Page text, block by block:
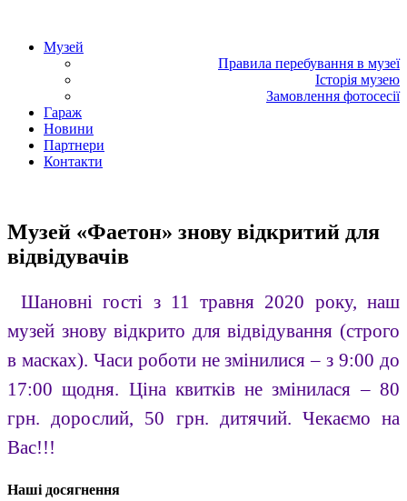
Музей
Правила перебування в музеї
Історія музею
Замовлення фотосесії
Гараж
Новини
Партнери
Контакти
Музей «Фаетон» знову відкритий для
відвідувачів
Шановні гості з 11 травня 2020 року, наш
музей знову відкрито для відвідування (строго
в масках). Часи роботи не змінилися – з 9:00 до
17:00 щодня. Ціна квитків не змінилася – 80
грн. дорослий, 50 грн. дитячий. Чекаємо на
Вас!!!
Наші досягнення